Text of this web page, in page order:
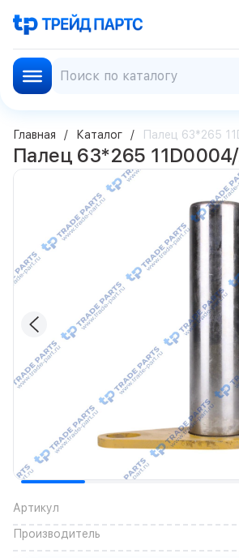
Главная Каталог Палец 63*265
Палец 63*265 11D0004/
Артикул
Производитель